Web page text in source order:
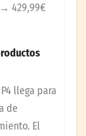
429,99€
llega para
de
El